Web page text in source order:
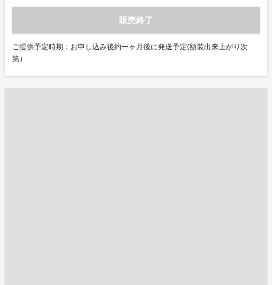
販売終了
ご提供予定時期：お申し込み後約一ヶ月後に発送予定(額装出来上がり次
第）